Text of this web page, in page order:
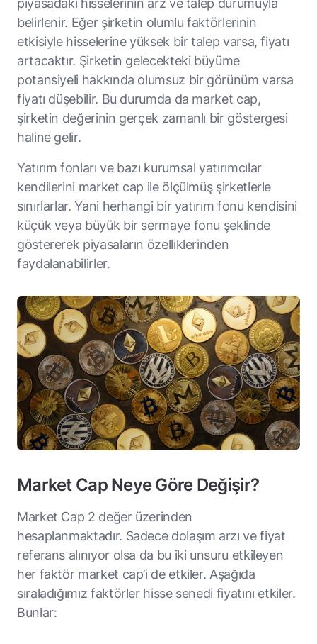
belirlenir. Eğer şirketin olumlu faktörlerinin
etkisiyle hisselerine yüksek bir talep varsa, fiyatı
artacaktır. Şirketin gelecekteki büyüme
potansiyeli hakkında olumsuz bir görünüm varsa
fiyatı düşebilir. Bu durumda da market cap,
şirketin değerinin gerçek zamanlı bir göstergesi
haline gelir.
Yatırım fonları ve bazı kurumsal yatırımcılar
kendilerini market cap ile ölçülmüş şirketlerle
sınırlarlar. Yani herhangi bir yatırım fonu kendisini
küçük veya büyük bir sermaye fonu şeklinde
göstererek piyasaların özelliklerinden
faydalanabilirler.
Market Cap Neye Göre Değişir?
Market Cap 2 değer üzerinden
hesaplanmaktadır. Sadece dolaşım arzı ve fiyat
referans alınıyor olsa da bu iki unsuru etkileyen
her faktör market cap’i de etkiler. Aşağıda
sıraladığımız faktörler hisse senedi fiyatını etkiler.
Bunlar: